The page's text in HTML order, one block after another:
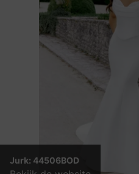
Jurk: 44506BOD